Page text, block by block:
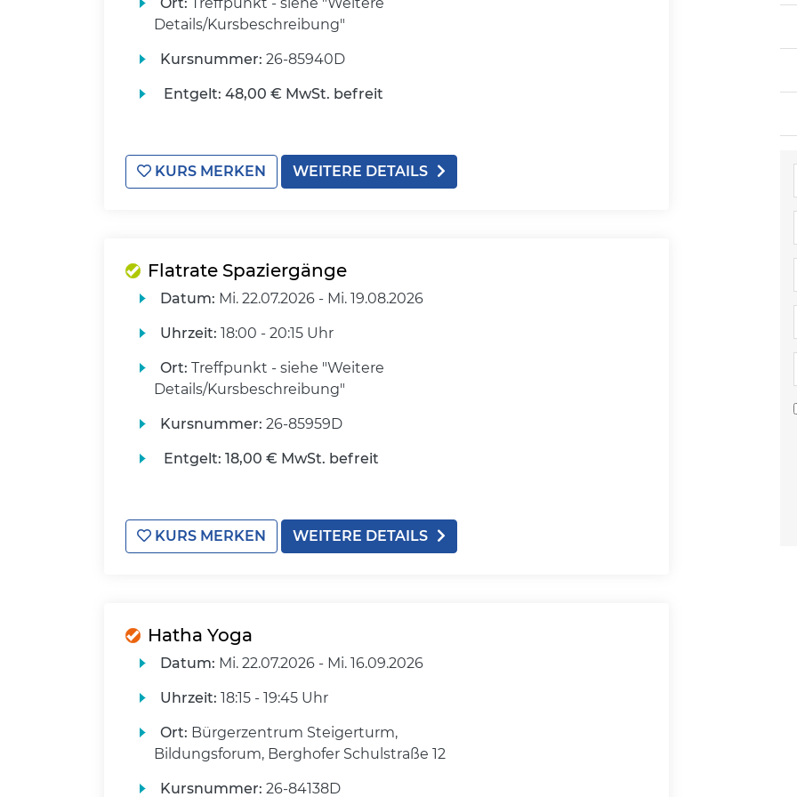
Details/Kursbeschreibung"
Kursnummer: 26-85940D
Entgelt: 48,00 € MwSt. befreit
KURS MERKEN WEITERE DETAILS
Flatrate Spaziergänge
Datum: Mi. 22.07.2026 - Mi. 19.08.2026
Uhrzeit: 18:00 - 20:15 Uhr
Ort: Treffpunkt - siehe "Weitere
Details/Kursbeschreibung"
Kursnummer: 26-85959D
Entgelt: 18,00 € MwSt. befreit
KURS MERKEN WEITERE DETAILS
Hatha Yoga
Datum: Mi. 22.07.2026 - Mi. 16.09.2026
Uhrzeit: 18:15 - 19:45 Uhr
Ort: Bürgerzentrum Steigerturm,
Bildungsforum, Berghofer Schulstraße 12
Kursnummer: 26-84138D